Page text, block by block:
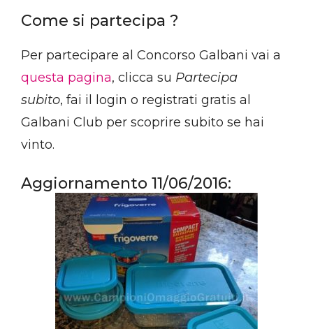
Come si partecipa ?
Per partecipare al Concorso Galbani vai a
questa pagina, clicca su Partecipa
subito, fai il login o registrati gratis al
Galbani Club per scoprire subito se hai
vinto.
Aggiornamento 11/06/2016: